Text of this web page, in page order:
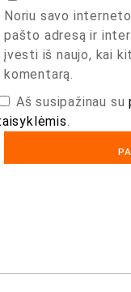
Noriu savo
pašto adresą ir
įvesti iš naujo, kai
komentarą.
Aš susipažinau su
.